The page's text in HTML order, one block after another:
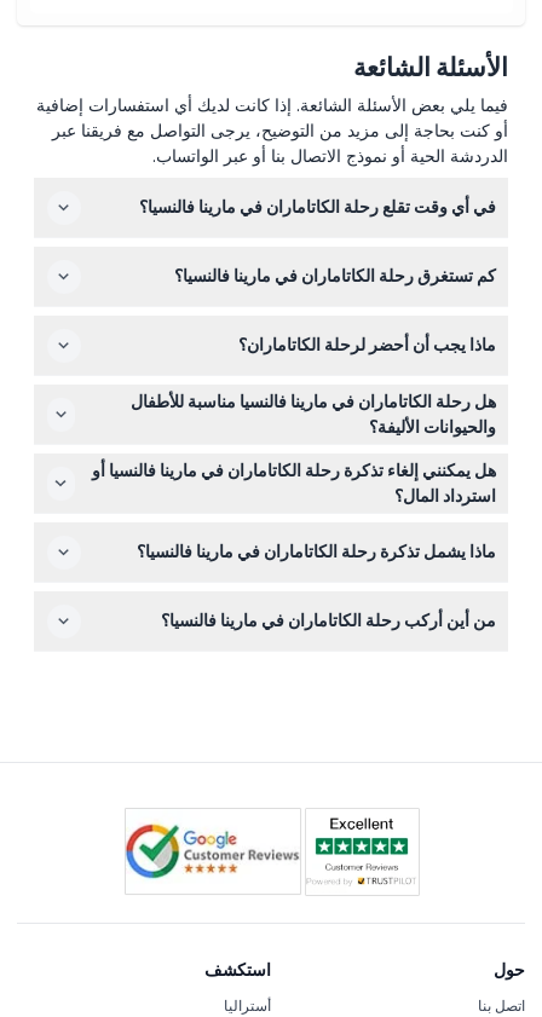
الأسئلة الشائعة
فيما يلي بعض الأسئلة الشائعة. إذا كانت لديك أي استفسارات إضافية
أو كنت بحاجة إلى مزيد من التوضيح، يرجى التواصل مع فريقنا عبر
الدردشة الحية أو نموذج الاتصال بنا أو عبر الواتساب.
في أي وقت تقلع رحلة الكاتاماران في مارينا فالنسيا؟
المتاحة الدقيقة عند الحجز عبر الإنترنت على هذا الموقع. يُرجى
كم تستغرق رحلة الكاتاماران في مارينا فالنسيا؟
طول الساحل الجميل لفالنسيا مع مناظر خلابة للمارينا والشاطئ.
ماذا يجب أن أحضر لرحلة الكاتاماران؟
من الجيد إحضار واقي شمس ونظارات شمسية لتبقى مرتاحاً
على السطح. يُنصح بارتداء ملابس وأحذية مريحة، لكن هناك
مقاعد ومرافق متاحة على متن القارب.
هل رحلة الكاتاماران في مارينا فالنسيا مناسبة للأطفال
والحيوانات الأليفة؟
الأطفال تحت سن 3 سنوات يمكنهم الانضمام مجاناً، ولكن
الحيوانات الأليفة غير مسموح بها على متن القارب. الرحلة
مناسبة للعائلات مع مقاعد مريحة لجميع الأعمار.
هل يمكنني إلغاء تذكرة رحلة الكاتاماران في مارينا فالنسيا أو
استرداد المال؟
خططك قبل الحجز عبر الإنترنت على هذا الموقع.
ماذا يشمل تذكرة رحلة الكاتاماران في مارينا فالنسيا؟
وخدمات الطاقم، والوقود. المشروبات الأخرى، والطعام،
من أين أركب رحلة الكاتاماران في مارينا فالنسيا؟
حول
اتصل بنا
استكشف
أستراليا